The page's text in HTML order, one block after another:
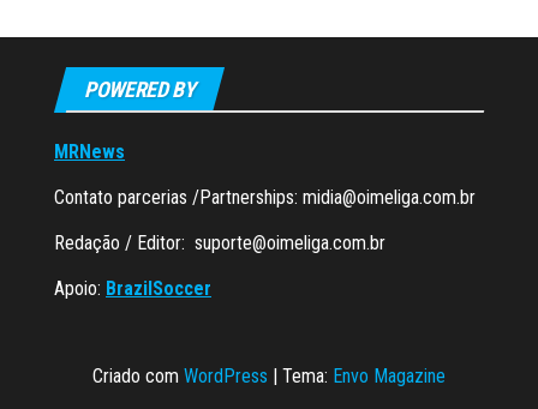
POWERED BY
MRNews
Contato parcerias /Partnerships: midia@oimeliga.com.br
Redação / Editor: suporte@oimeliga.com.br
Apoio: BrazilSoccer
Criado com WordPress Tema: Envo Magazine